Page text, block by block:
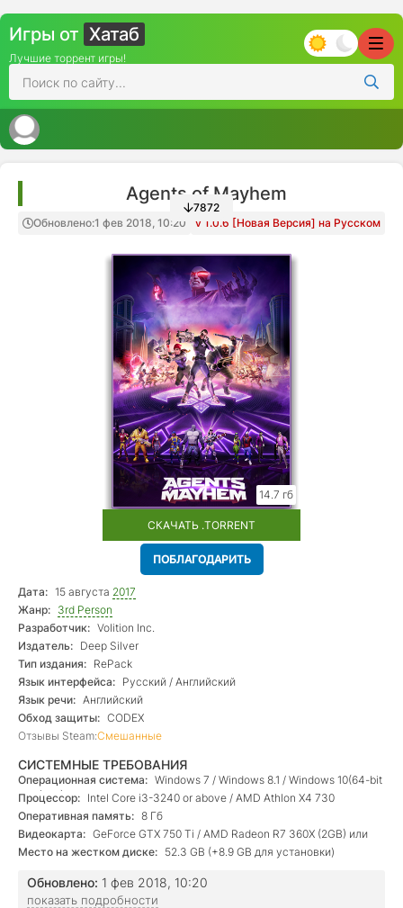
Игры от Хатаб
Лучшие торрент игры!
Agents of Mayhem
Обновлено:1 фев 2018, 10:20 v 1.0.6 [Новая Версия] на Русском
7872
14.7 гб
СКАЧАТЬ .TORRENT
ПОБЛАГОДАРИТЬ
Дата: 15 августа 2017
Жанр: 3rd Person
Разработчик: Volition Inc.
Издатель: Deep Silver
Тип издания: RePack
Язык интерфейса: Русский / Английский
Язык речи: Английский
Обход защиты: CODEX
Отзывы Steam:Смешанные
СИСТЕМНЫЕ ТРЕБОВАНИЯ
Операционная система: Windows 7 / Windows 8.1 / Windows 10(64-bit
versions);
Процессор: Intel Core i3-3240 or above / AMD Athlon X4 730
Оперативная память: 8 Гб
Видеокарта: GeForce GTX 750 Ti / AMD Radeon R7 360X (2GB) или
лучше.
Место на жестком диске: 52.3 GB (+8.9 GB для установки)
Обновлено: 1 фев 2018, 10:20
показать подробности